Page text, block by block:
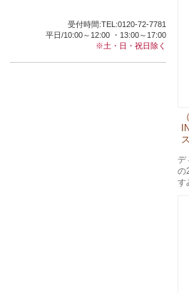
受付時間:TEL:0120-72-7781
平日/10:00～12:00 ・13:00～17:00
※土・日・祝日除く
デ
の
す